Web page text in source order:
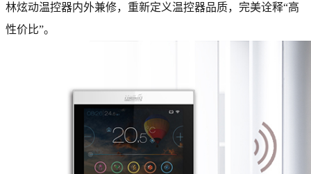
林炫动温控器内外兼修，重新定义温控器品质，完美诠释“高
性价比”。